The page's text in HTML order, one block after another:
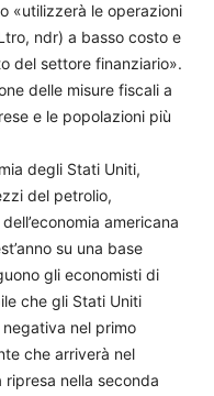
«utilizzerà le operazioni
ndr) a basso costo e
del settore finanziario».
delle misure fiscali a
e le popolazioni più
degli Stati Uniti,
del petrolio,
americana
su una base
gli economisti di
che gli Stati Uniti
nel primo
che arriverà nel
nella seconda